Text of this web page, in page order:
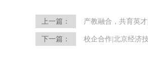
上一篇： 产教融合，共育英
下一篇： 校企合作|北京经济